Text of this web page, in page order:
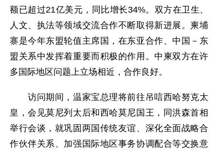
额已超过21亿美元，同比增长34%。双方在卫生、
人文、执法等领域交流合作不断取得新进展。柬埔
寨是今年东盟轮值主席国，在东亚合作、中国－东
盟关系中发挥着重要而积极的作用。中柬双方在许
多国际地区问题上立场相近，合作良好。
访问期间，温家宝总理将前往吊唁西哈努克太
皇，会见莫尼列太后和西哈莫尼国王，同洪森首相
举行会谈，就巩固两国传统友谊、深化全面战略合
作伙伴关系、加强国际地区事务协调配合等交换意